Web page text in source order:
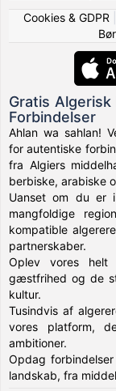
Cookies & GDPR
Gratis
Forbindelser
Ahlan wa sahlan!
for autentiske
fra Algiers
berbiske, arabiske
Uanset om du er
mangfoldige
kompatible
partnerskaber.
Oplev vores
gæstfrihed og de
kultur.
Tusindvis af
vores platform,
ambitioner.
Opdag
landskab, fra